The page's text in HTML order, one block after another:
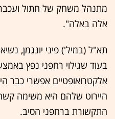
מתנהל משחק של חתול
אלה באלה".
תא"ל (במיל') פיני יונגמן,
בעוד שגילוי רחפני נפץ
אלקטרואופטיים אפשרי כבר
היירוט שלהם היא משימה
התקשורת ברחפני הסיב.